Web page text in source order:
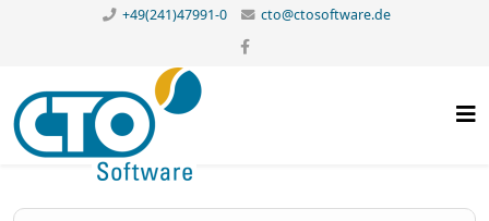
+49(241)47991-0 cto@ctosoftware.de